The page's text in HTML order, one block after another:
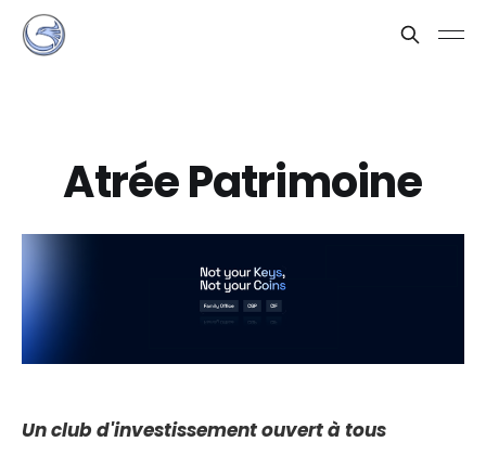
Atrée Patrimoine
Un club d'investissement ouvert à tous